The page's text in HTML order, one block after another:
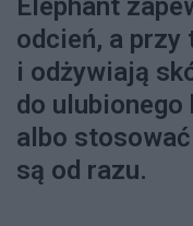
Elephant
odcień, a przy
i odżywiają
do ulubionego
albo
są od razu.